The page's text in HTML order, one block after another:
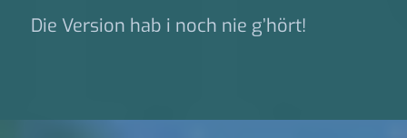
Die Version hab i noch nie g’hört!